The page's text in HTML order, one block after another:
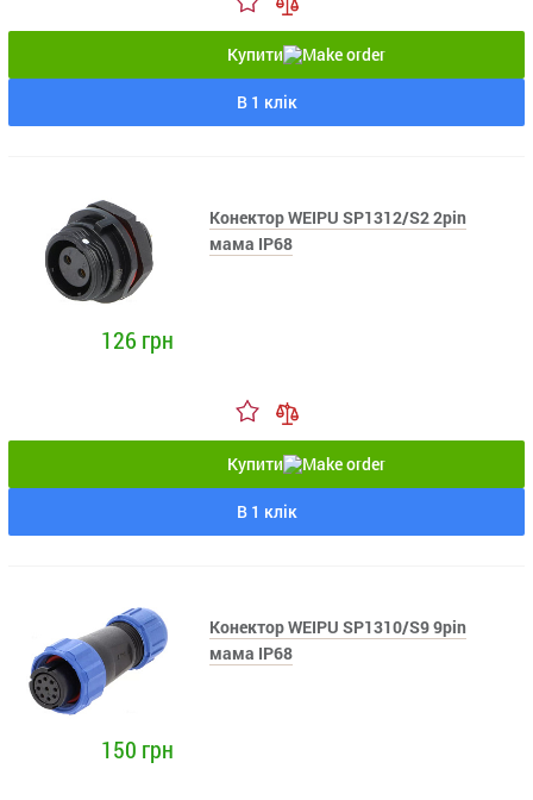
Купити
В 1 клік
Конектор WEIPU SP1312/S2 2pin
мама IP68
126 грн
Купити
В 1 клік
Конектор WEIPU SP1310/S9 9pin
мама IP68
150 грн